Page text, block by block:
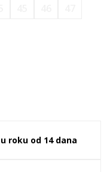
roku od 14 dana